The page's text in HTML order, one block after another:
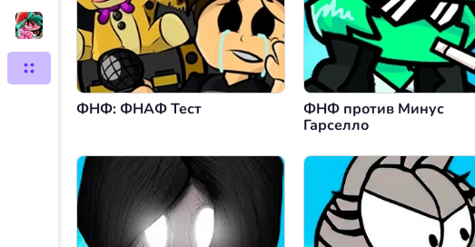
ФНФ: ФНАФ Тест
ФНФ против Минус
Гарселло